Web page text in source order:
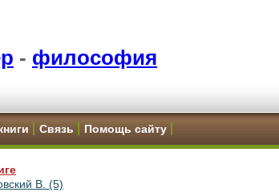
- философия
Связь Помощь сайту
В. (5)